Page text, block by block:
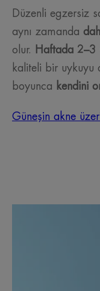
Düzenli egzersiz
aynı zamanda
olur.
Haftada 2–3
kaliteli bir uykuyu
boyunca
kendini
Güneşin akne